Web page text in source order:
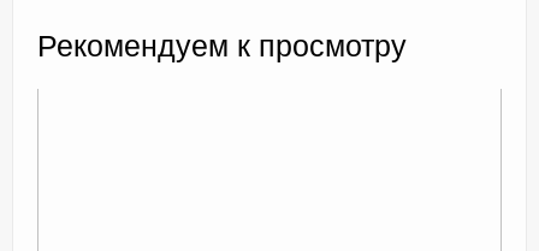
Рекомендуем к просмотру